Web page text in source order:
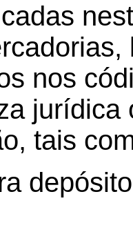
nos
jurídica
tais